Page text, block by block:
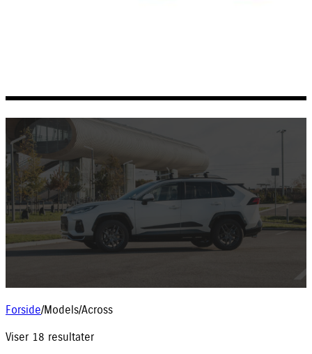
SUZUKI ACROSS
Forside/Models/Across
Viser 18 resultater